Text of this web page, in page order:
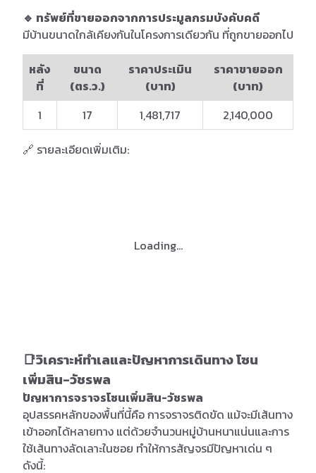
🔹 ทรัพย์ที่ขายออกจากการประมูลกรมบังคับคดี
มีบ้านขนาดใกล้เคียงกันในโครงการเดียวกัน ที่ถูกขายออกไป
หลัง
ที่
ขนาด
(ตร.ว.)
ราคาประเมิน
(บาท)
ราคาขายออก
(บาท)
1
17 1,481,717 2,140,000
🔗 รายละเอียดเพิ่มเติม:
Loading...
📑วิเคราะห์ทำเลและปัญหาการเดินทาง โซน
เพิ่มสิน-วัชรพล
ปัญหาการจราจรโซนเพิ่มสิน-วัชรพล
อุปสรรคหลักของพื้นที่นี้คือ การจราจรติดขัด แม้จะมีเส้นทาง
เข้าออกได้หลายทาง แต่ด้วยจำนวนหมู่บ้านหนาแน่นและการ
ใช้เส้นทางลัดเลาะในซอย ทำให้การสัญจรมีปัญหาเด่น ๆ
ดังนี้: